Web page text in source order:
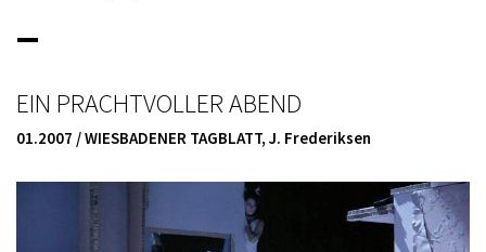
EIN PRACHTVOLLER ABEND
01.2007 / WIESBADENER TAGBLATT, J. Frederiksen